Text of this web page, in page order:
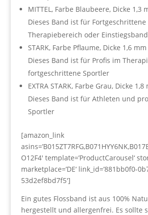
MITTEL, Farbe Blaubeere, Dicke 1,3
Dieses Band ist für Fortgeschrittene
Therapiebereich oder
STARK, Farbe Pflaume, Dicke 1,6 mm
Dieses Band ist für Profis im
fortgeschrittene Sportler
EXTRA STARK, Farbe Grau, Dicke 1,8
Dieses Band ist für Athleten und
Sportler
[amazon_link
O12F4′ template=’ProductCarousel‘
marketplace=’DE‘ link_id=’881bb0f0-
53d2ef8bd7f5′]
Ein gutes Flossband ist aus 100%
hergestellt und allergenfrei. Es sollte